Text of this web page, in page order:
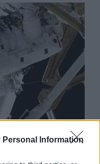
Personal Information